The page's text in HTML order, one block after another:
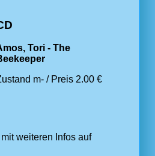
Tori - The
m- / Preis 2.00 €
weiteren Infos auf